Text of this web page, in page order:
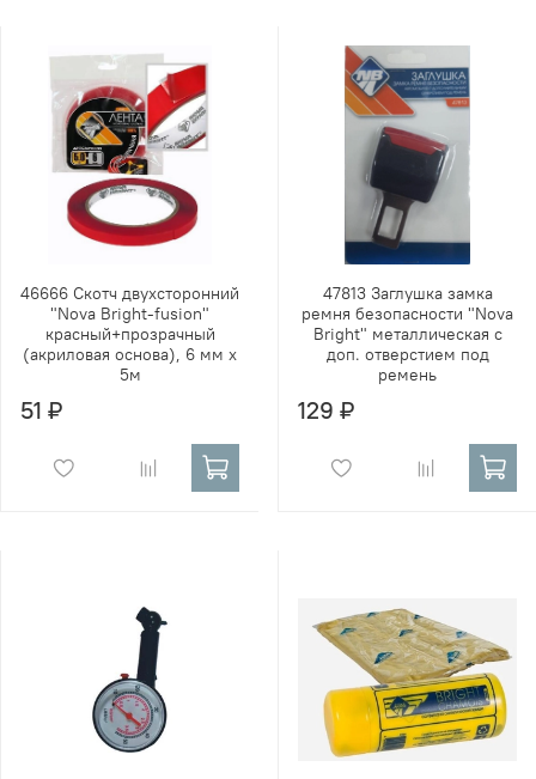
46666 Скотч двухсторонний
"Nova Bright-fusion"
красный+прозрачный
(акриловая основа), 6 мм х
5м
51 ₽
47813 Заглушка замка
ремня безопасности "Nova
Bright" металлическая с
доп. отверстием под
ремень
129 ₽